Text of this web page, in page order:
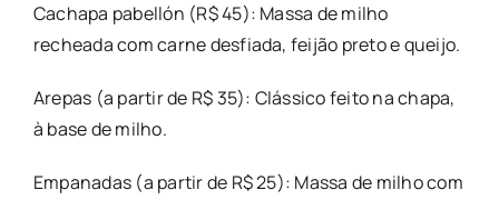
Cachapa pabellón (R$ 45): Massa de milho
recheada com carne desfiada, feijão preto e queijo.
Arepas (a partir de R$ 35): Clássico feito na chapa,
à base de milho.
Empanadas (a partir de R$ 25): Massa de milho com